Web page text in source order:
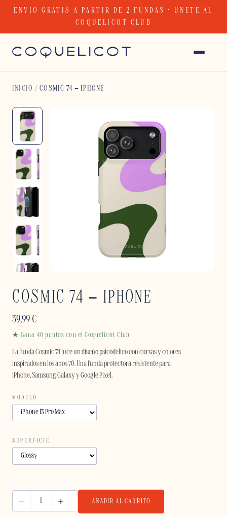
ENVÍO GRATIS A PARTIR DE 2 FUNDAS · ÚNETE AL
COQUELICOT CLUB
INICIO /COSMIC 74 – IPHONE
COSMIC 74 – IPHONE
39,99€
★ Gana 40 puntos con el Coquelicot Club
La funda Cosmic 74 luce un diseño psicodélico con curvas y colores
inspirados en los años 70. Una funda protectora resistente para
iPhone, Samsung Galaxy y Google Pixel.
MODELO
SUPERFICIE
AÑADIR AL CARRITO